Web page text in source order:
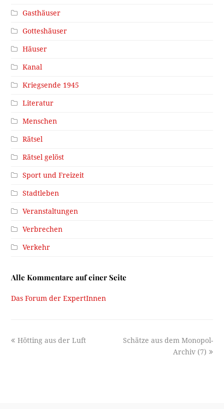
Gasthäuser
Gotteshäuser
Häuser
Kanal
Kriegsende 1945
Literatur
Menschen
Rätsel
Rätsel gelöst
Sport und Freizeit
Stadtleben
Veranstaltungen
Verbrechen
Verkehr
Alle Kommentare auf einer Seite
Das Forum der ExpertInnen
previous
Hötting aus der Luft
next
Schätze aus dem Monopol-
Archiv (7)